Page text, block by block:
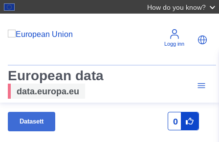
How do you know?
Logg inn
European data
data.europa.eu
Datasett 0